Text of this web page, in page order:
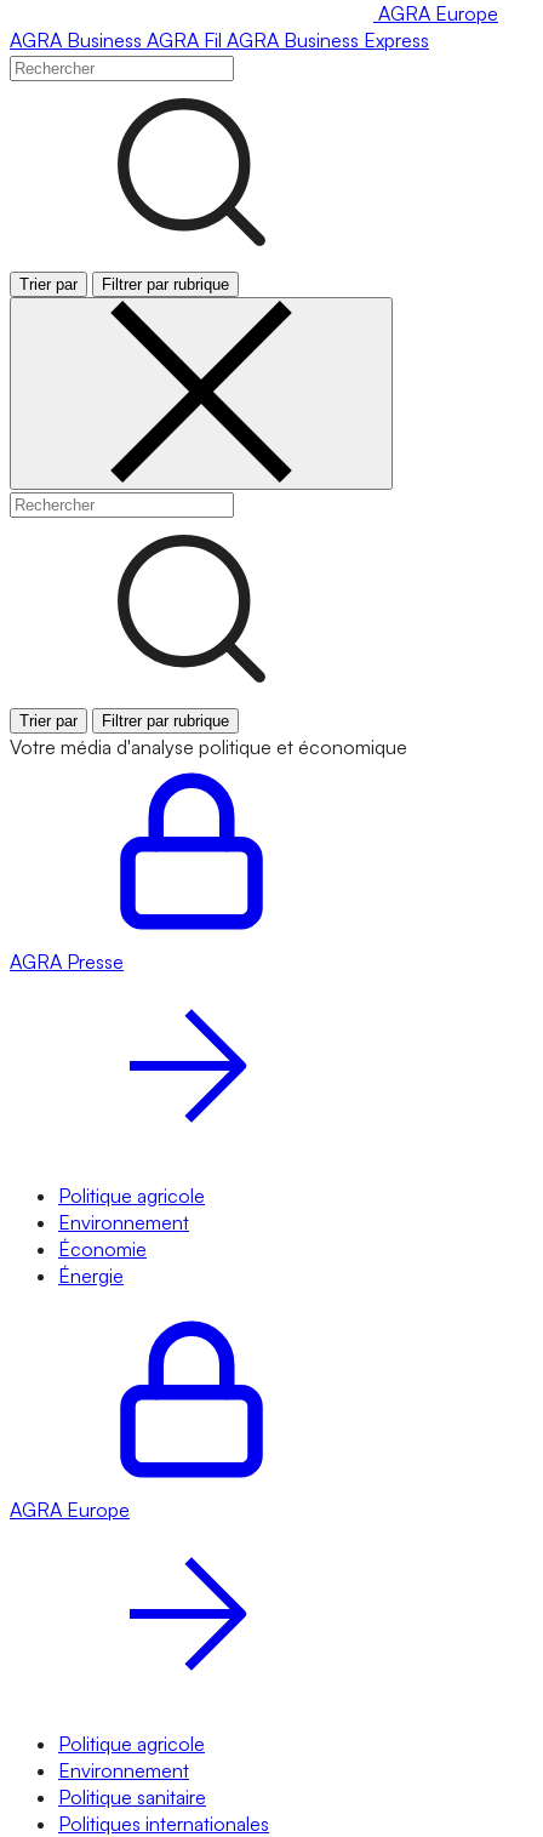
AGRA Europe
AGRA Business AGRA Fil AGRA Business Express
Trier par Filtrer par rubrique
Trier par Filtrer par rubrique
Votre média d'analyse politique et économique
AGRA Presse
Politique agricole
Environnement
Économie
Énergie
AGRA Europe
Politique agricole
Environnement
Politique sanitaire
Politiques internationales